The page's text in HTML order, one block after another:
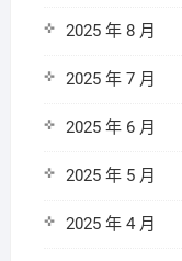
2025 年 8 月
2025 年 7 月
2025 年 6 月
2025 年 5 月
2025 年 4 月